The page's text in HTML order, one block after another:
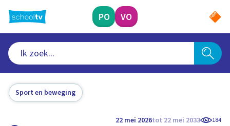
naar
hoofdinhoud
PO VO
Sport en beweging
22 mei 2026tot 22 mei 2033 184